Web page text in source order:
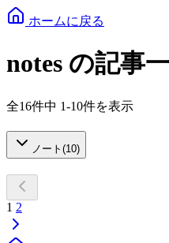
ホームに戻る
notes の記事
全16件中 1-10件を表示
ノート (10)
1 2